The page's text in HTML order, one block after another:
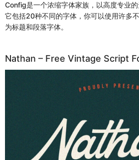
Config是一个浓缩字体家族，以高度专业的
它包括20种不同的字体，你可以使用许多
为标题和段落字体。
Nathan – Free Vintage Script